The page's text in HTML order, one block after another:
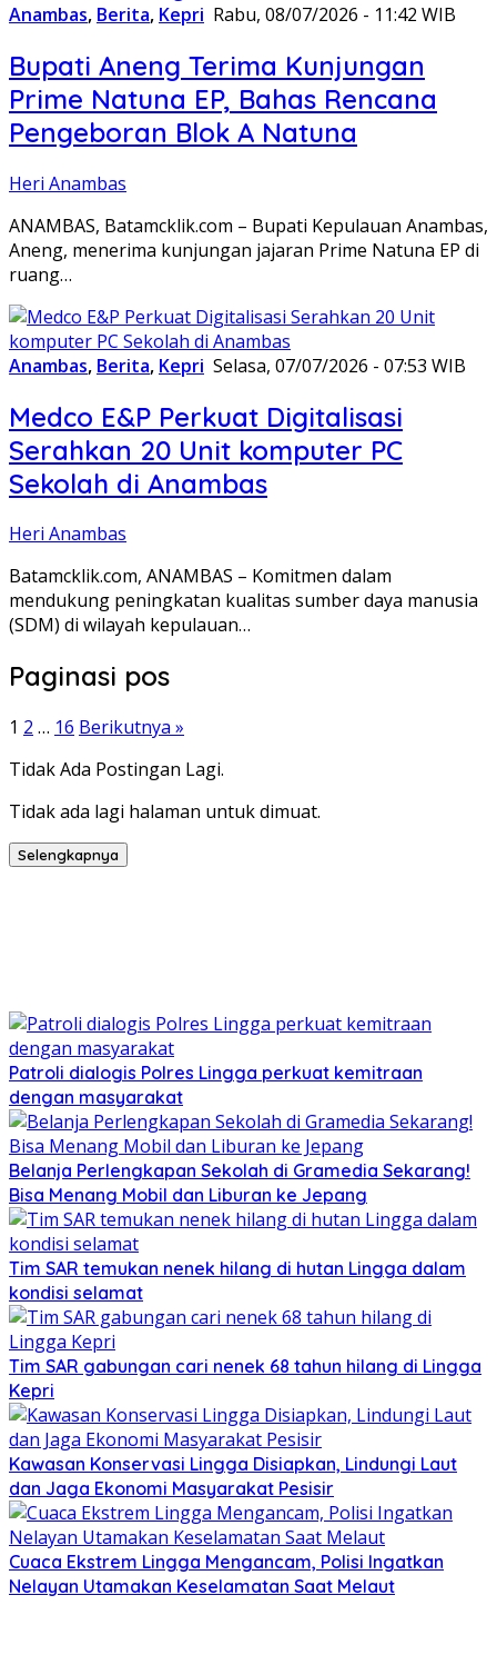
Anambas, Berita, Kepri Rabu, 08/07/2026 - 11:42 WIB
Bupati Aneng Terima Kunjungan
Prime Natuna EP, Bahas Rencana
Pengeboran Blok A Natuna
Heri Anambas
ANAMBAS, Batamcklik.com – Bupati Kepulauan Anambas,
Aneng, menerima kunjungan jajaran Prime Natuna EP di
ruang…
Anambas, Berita, Kepri Selasa, 07/07/2026 - 07:53 WIB
Medco E&P Perkuat Digitalisasi
Serahkan 20 Unit komputer PC
Sekolah di Anambas
Heri Anambas
Batamcklik.com, ANAMBAS – Komitmen dalam
mendukung peningkatan kualitas sumber daya manusia
(SDM) di wilayah kepulauan…
Paginasi pos
1 2 … 16 Berikutnya »
Tidak Ada Postingan Lagi.
Tidak ada lagi halaman untuk dimuat.
Selengkapnya
Patroli dialogis Polres Lingga perkuat kemitraan
dengan masyarakat
Belanja Perlengkapan Sekolah di Gramedia Sekarang!
Bisa Menang Mobil dan Liburan ke Jepang
Tim SAR temukan nenek hilang di hutan Lingga dalam
kondisi selamat
Tim SAR gabungan cari nenek 68 tahun hilang di Lingga
Kepri
Kawasan Konservasi Lingga Disiapkan, Lindungi Laut
dan Jaga Ekonomi Masyarakat Pesisir
Cuaca Ekstrem Lingga Mengancam, Polisi Ingatkan
Nelayan Utamakan Keselamatan Saat Melaut